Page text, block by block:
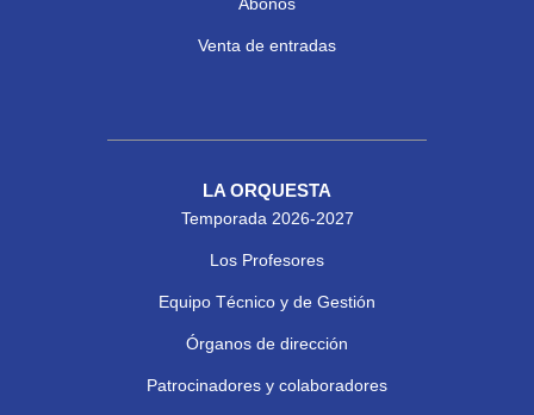
Venta de entradas
LA ORQUESTA
Temporada 2026-2027
Los Profesores
Equipo Técnico y de Gestión
Órganos de dirección
Patrocinadores y colaboradores